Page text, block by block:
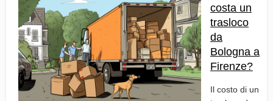
costa un
trasloco
da
Bologna a
Firenze?
Il costo di un